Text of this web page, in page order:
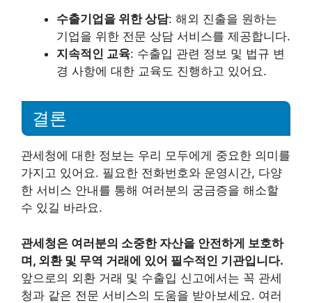
수출기업을 위한 상담: 해외 진출을 원하는
기업을 위한 전문 상담 서비스를 제공합니다.
지속적인 교육: 수출입 관련 정보 및 법규 변
경 사항에 대한 교육도 진행하고 있어요.
결론
관세청에 대한 정보는 우리 모두에게 중요한 의미를
가지고 있어요. 필요한 전화번호와 운영시간, 다양
한 서비스 안내를 통해 여러분의 궁금증을 해소할
수 있길 바라요.
관세청은 여러분의 소중한 자산을 안전하게 보호하
며, 외환 및 무역 거래에 있어 필수적인 기관입니다.
앞으로의 외환 거래 및 수출입 신고에서는 꼭 관세
청과 같은 전문 서비스의 도움을 받아보세요. 여러